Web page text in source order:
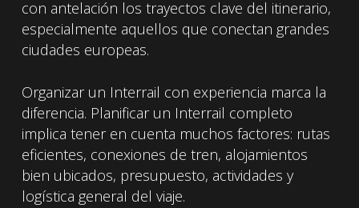
con antelación los trayectos clave del itinerario,
especialmente aquellos que conectan grandes
ciudades europeas.
Organizar un Interrail con experiencia marca la
diferencia. Planificar un Interrail completo
implica tener en cuenta muchos factores: rutas
eficientes, conexiones de tren, alojamientos
bien ubicados, presupuesto, actividades y
logística general del viaje.